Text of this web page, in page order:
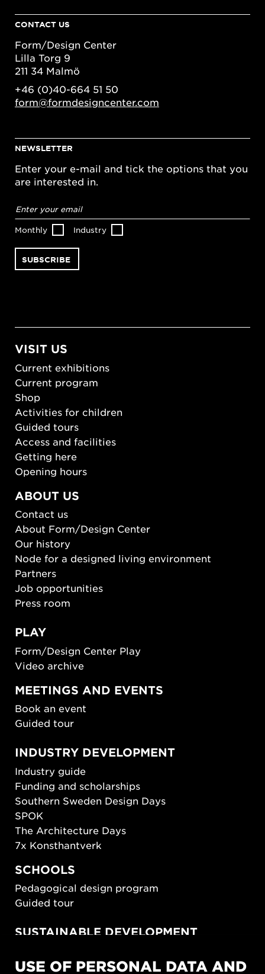
CONTACT US
Form/Design Center
Lilla Torg 9
211 34 Malmö
+46 (0)40-664 51 50
form@formdesigncenter.com
NEWSLETTER
Enter your e-mail and tick the options that you
are interested in.
address*
Monthly Industry
VISIT US
Current exhibitions
Current program
Shop
Activities for children
Guided tours
Access and facilities
Getting here
Opening hours
ABOUT US
Contact us
About Form/Design Center
Our history
Node for a designed living environment
Partners
Job opportunities
Press room
PLAY
Form/Design Center Play
Video archive
MEETINGS AND EVENTS
Book an event
Guided tour
INDUSTRY DEVELOPMENT
Industry guide
Funding and scholarships
Southern Sweden Design Days
SPOK
The Architecture Days
7x Konsthantverk
SCHOOLS
Pedagogical design program
Guided tour
SUSTAINABLE DEVELOPMENT
SUSTAINORDIC
USE OF PERSONAL DATA AND